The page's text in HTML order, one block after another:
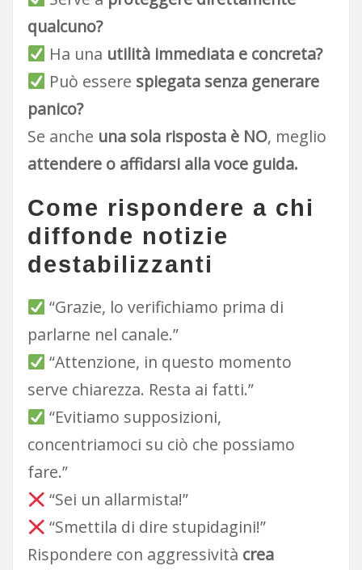
qualcuno?
Ha una utilità immediata e concreta?
Può essere spiegata senza generare
panico?
Se anche una sola risposta è NO, meglio
attendere o affidarsi alla voce guida.
Come rispondere a chi
diffonde notizie
destabilizzanti
“Grazie, lo verifichiamo prima di
parlarne nel canale.”
“Attenzione, in questo momento
serve chiarezza. Resta ai fatti.”
“Evitiamo supposizioni,
concentriamoci su ciò che possiamo
fare.”
“Sei un allarmista!”
“Smettila di dire stupidagini!”
Rispondere con aggressività crea